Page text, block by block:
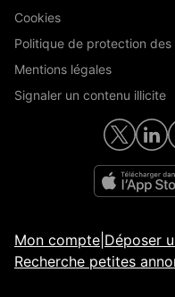
Cookies
Politique de protection
Mentions légales
Signaler un contenu illicite
Mon compte Déposer
Recherche petites